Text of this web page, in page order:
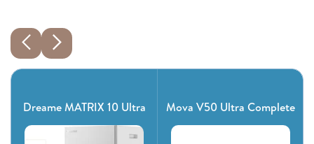
Dreame MATRIX 10 Ultra Mova V50 Ultra Complete